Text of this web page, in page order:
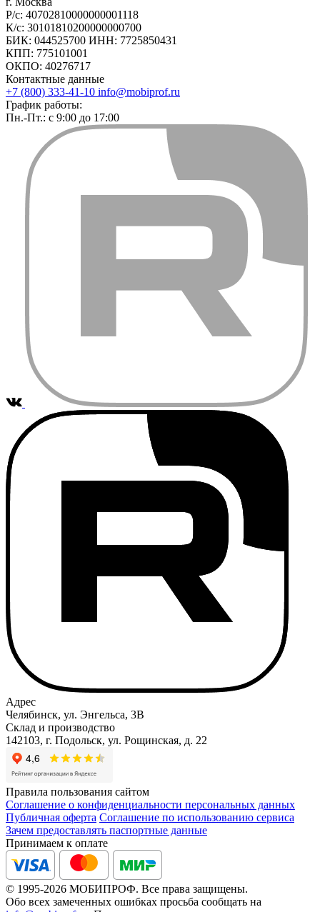
Р/с: 40702810000000001118
К/с: 30101810200000000700
БИК: 044525700 ИНН: 7725850431
КПП: 775101001
ОКПО: 40276717
Контактные данные
+7 (800) 333-41-10 info@mobiprof.ru
График работы:
Пн.-Пт.: с 9:00 до 17:00
Адрес
Челябинск, ул. Энгельса, 3В
Склад и производство
142103, г. Подольск, ул. Рощинская, д. 22
Правила пользования сайтом
Соглашение о конфиденциальности персональных данных
Публичная оферта Соглашение по использованию сервиса
Зачем предоставлять паспортные данные
Принимаем к оплате
© 1995-2026 МОБИПРОФ. Все права защищены.
Обо всех замеченных ошибках просьба сообщать на